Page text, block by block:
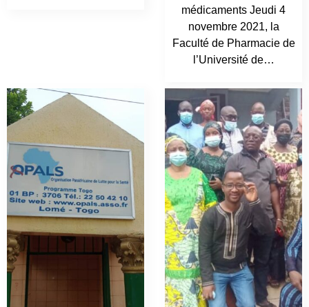
médicaments Jeudi 4
novembre 2021, la
Faculté de Pharmacie de
l’Université de…